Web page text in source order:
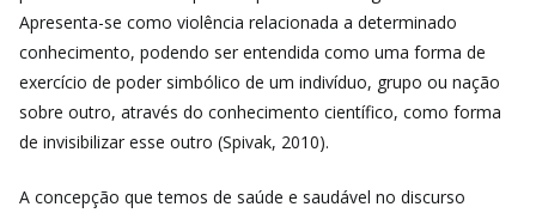
Apresenta-se como violência relacionada a determinado
conhecimento, podendo ser entendida como uma forma de
exercício de poder simbólico de um indivíduo, grupo ou nação
sobre outro, através do conhecimento científico, como forma
de invisibilizar esse outro (Spivak, 2010).
A concepção que temos de saúde e saudável no discurso